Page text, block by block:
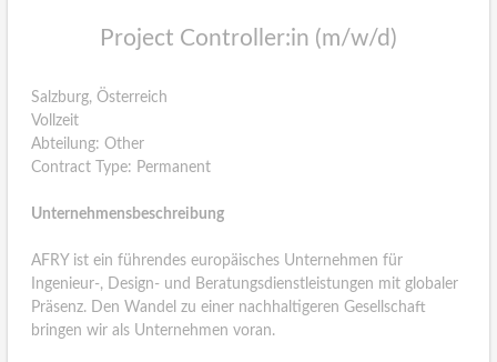
Project Controller:in (m/w/d)
Salzburg, Österreich
Vollzeit
Abteilung: Other
Contract Type: Permanent
Unternehmensbeschreibung
AFRY ist ein führendes europäisches Unternehmen für
Ingenieur-, Design- und Beratungsdienstleistungen mit globaler
Präsenz. Den Wandel zu einer nachhaltigeren Gesellschaft
bringen wir als Unternehmen voran.